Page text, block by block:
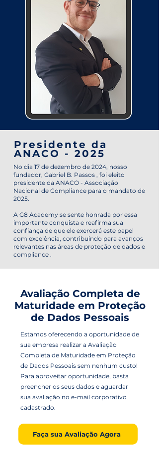
Presidente da
ANACO - 2025
No dia 17 de dezembro de 2024, nosso
fundador, Gabriel B. Passos , foi eleito
presidente da ANACO - Associação
Nacional de Compliance para o mandato de
2025.
A G8 Academy se sente honrada por essa
importante conquista e reafirma sua
confiança de que ele exercerá este papel
com excelência, contribuindo para avanços
relevantes nas áreas de proteção de dados e
compliance .
Avaliação Completa de
Maturidade em Proteção
de Dados Pessoais
Estamos oferecendo a oportunidade de
sua empresa realizar a Avaliação
Completa de Maturidade em Proteção
de Dados Pessoais sem nenhum custo!
Para aproveitar oportunidade, basta
preencher os seus dados e aguardar
sua avaliação no e-mail corporativo
cadastrado.
Faça sua Avaliação Agora